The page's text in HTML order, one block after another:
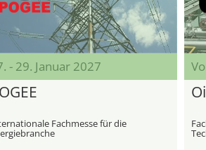
- 29. Januar 2027
Fachmesse für die